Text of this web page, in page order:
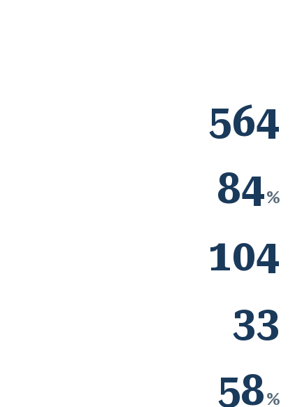
564
84%
104
33
58%